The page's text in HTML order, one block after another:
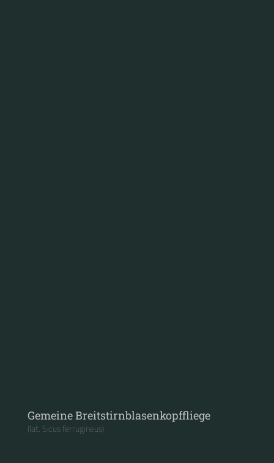
Gemeine Breitstirnblasenkopffliege
(lat. Sicus ferrugineus)